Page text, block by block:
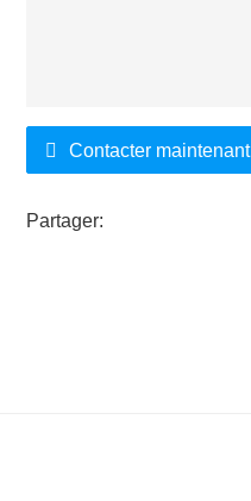
Contacter maintenant
Partager: